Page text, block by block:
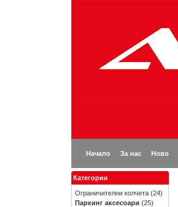
Начало За нас Ново
Категории
Ограничителни колчета (24)
Паркинг аксесоари (25)